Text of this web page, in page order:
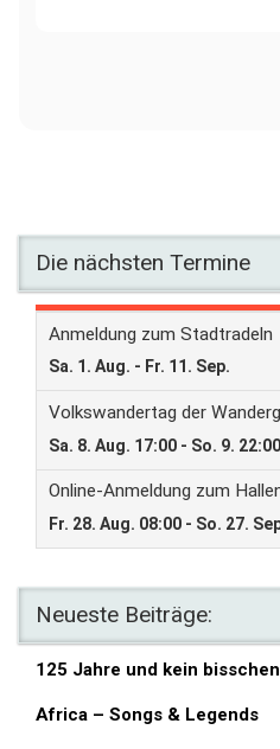
Die nächsten Termine
Neueste Beiträge:
125 Jahre und kein
Africa – Songs & Legends